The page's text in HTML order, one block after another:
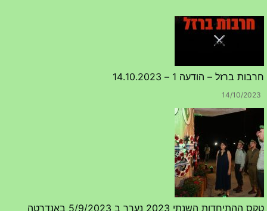
טקס ההתיחדות השנתי 2023 נערך ב 5/9/2023 באנדרטה
07/09/2023
מפגש דורות גדוד 50 – 12/9/2023 – הרשמה
20/07/2023